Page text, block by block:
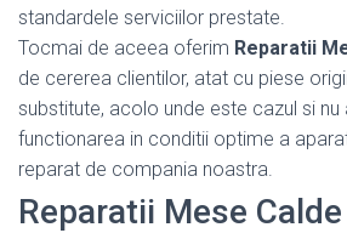
standardele serviciilor prestate.
Tocmai de aceea oferim Reparatii
de cererea clientilor, atat cu piese
substitute, acolo unde este cazul si
functionarea in conditii optime a
reparat de compania noastra.
Reparatii Mese